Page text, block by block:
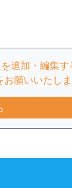
追加・編集す
願いいたしま